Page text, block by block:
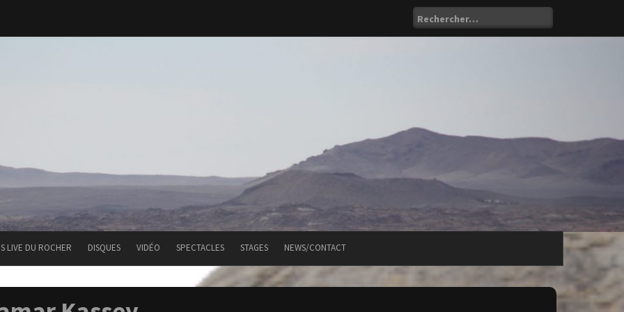
Rechercher :
LIVE DU ROCHER DISQUES VIDÉO SPECTACLES STAGES NEWS/CONTACT